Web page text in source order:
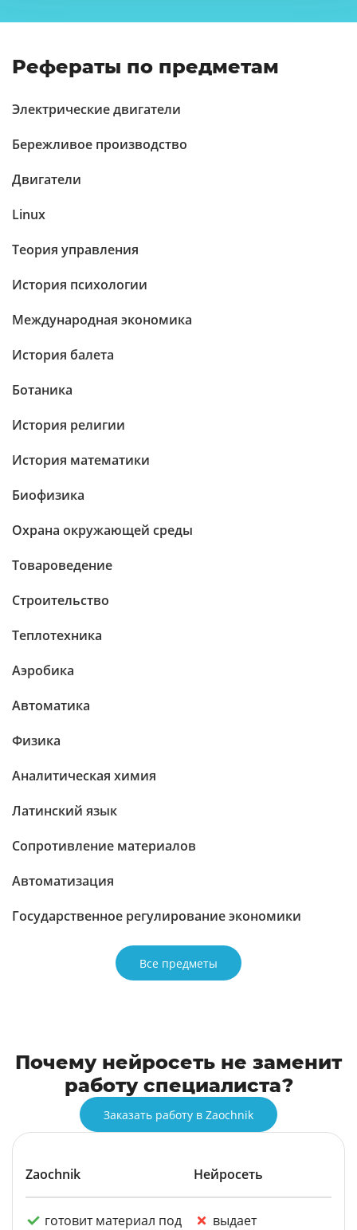
Рефераты по предметам
Электрические двигатели
Бережливое производство
Двигатели
Linux
Теория управления
История психологии
Международная экономика
История балета
Ботаника
История религии
История математики
Биофизика
Охрана окружающей среды
Товароведение
Строительство
Теплотехника
Аэробика
Автоматика
Физика
Аналитическая химия
Латинский язык
Сопротивление материалов
Автоматизация
Государственное регулирование экономики
Все предметы
Почему нейросеть не заменит
работу специалиста?
Заказать работу в Zaochnik
Zaochnik Нейросеть
готовит материал под
выдает